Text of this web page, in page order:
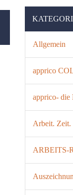
Allgemein
apprico
apprico- die
Arbeit. Zeit.
ARBEITS-